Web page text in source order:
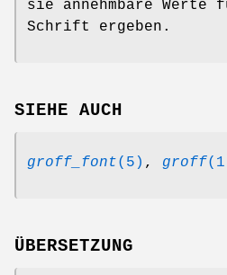
sie annehmbare Werte
Schrift ergeben.
SIEHE AUCH
groff_font(5) , groff
ÜBERSETZUNG